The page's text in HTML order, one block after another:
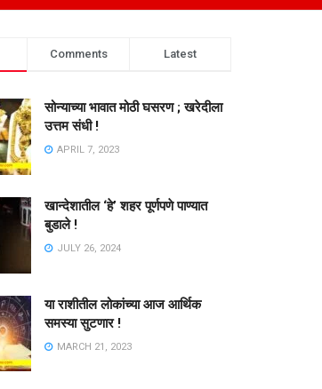
Comments Latest
सोन्याच्या भावात मोठी घसरण ; खरेदीला
उत्तम संधी !
APRIL 7, 2023
खान्देशातील ‘हे’ शहर पूर्णपणे पाण्यात
बुडाले !
JULY 26, 2024
या राशीतील लोकांच्या आज आर्थिक
समस्या सुटणार !
MARCH 21, 2023